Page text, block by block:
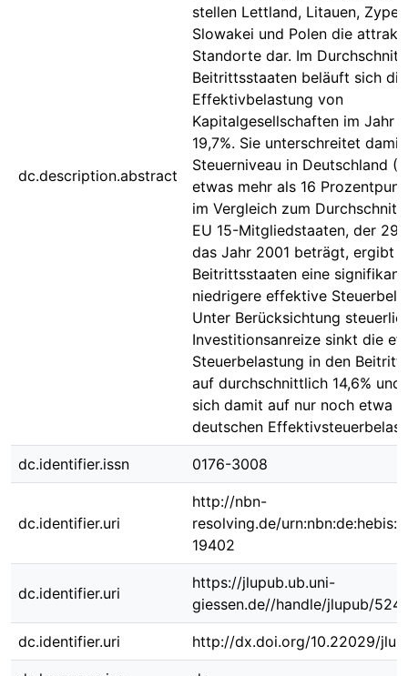
dc.description.abstract
stellen Lettland, Litauen,
Slowakei und Polen die
Standorte dar. Im
Beitrittsstaaten beläuft sich die
Effektivbelastung von
Kapitalgesellschaften im Jahr
19,7%. Sie unterschreitet
Steuerniveau in Deutschland
etwas mehr als 16
im Vergleich zum
EU 15-Mitgliedstaaten, der
das Jahr 2001 beträgt, ergibt
Beitrittsstaaten eine signifikant
niedrigere effektive
Unter Berücksichtung
Investitionsanreize sinkt die
Steuerbelastung in den
auf durchschnittlich 14,6% und
sich damit auf nur noch etwa
deutschen
dc.identifier.issn 0176-3008
dc.identifier.uri
http://nbn-
resolving.de/
19402
dc.identifier.uri
https://jlupub.ub.uni-
giessen.de//handle/jlupub/
dc.identifier.uri http://dx.doi.org/10.22029/